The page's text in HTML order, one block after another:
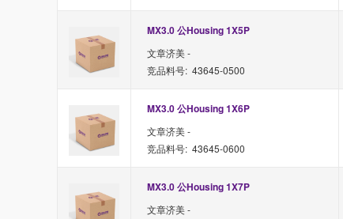
MX3.0 公Housing 1X5P
文章济美 -
竞品料号: 43645-0500
MX3.0 公Housing 1X6P
文章济美 -
竞品料号: 43645-0600
MX3.0 公Housing 1X7P
文章济美 -